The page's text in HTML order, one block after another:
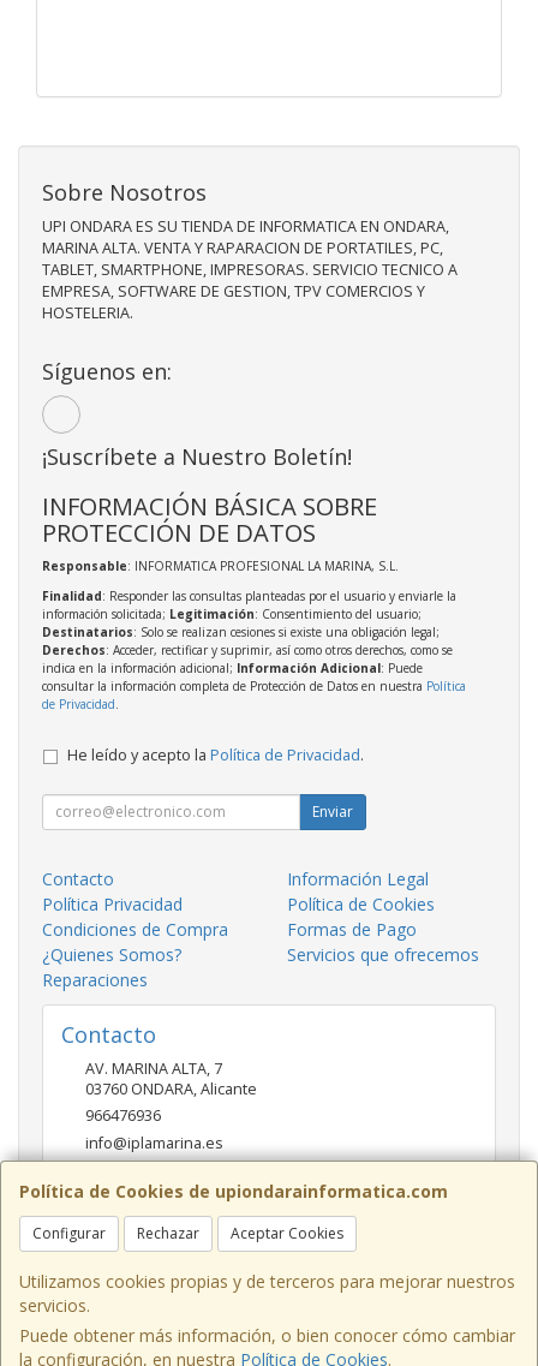
Política de Cookies de upiondarainformatica.com
Configurar Rechazar Aceptar Cookies
Utilizamos cookies propias y de terceros para mejorar nuestros
servicios.
Puede obtener más información, o bien conocer cómo cambiar
la configuración, en nuestra Política de Cookies.
Sobre Nosotros
UPI ONDARA ES SU TIENDA DE INFORMATICA EN ONDARA,
MARINA ALTA. VENTA Y RAPARACION DE PORTATILES, PC,
TABLET, SMARTPHONE, IMPRESORAS. SERVICIO TECNICO A
EMPRESA, SOFTWARE DE GESTION, TPV COMERCIOS Y
HOSTELERIA.
Síguenos en:
¡Suscríbete a Nuestro Boletín!
INFORMACIÓN BÁSICA SOBRE
PROTECCIÓN DE DATOS
Responsable: INFORMATICA PROFESIONAL LA MARINA, S.L.
Finalidad: Responder las consultas planteadas por el usuario y enviarle la
información solicitada; Legitimación: Consentimiento del usuario;
Destinatarios: Solo se realizan cesiones si existe una obligación legal;
Derechos: Acceder, rectificar y suprimir, así como otros derechos, como se
indica en la información adicional; Información Adicional: Puede
consultar la información completa de Protección de Datos en nuestra Política
de Privacidad
He leído y acepto la Política de Privacidad.
Enviar
Contacto
Información Legal
Política Privacidad
Política de Cookies
Condiciones de Compra
Formas de Pago
¿Quienes Somos?
Servicios que ofrecemos
Reparaciones
Contacto
AV. MARINA ALTA, 7
03760 ONDARA,Alicante
966476936
info@iplamarina.es
Horario
LUNES - VIERNES 9:30h-14:00h 16:30h-20:30h SÁBADOS
10:00h-14:00h